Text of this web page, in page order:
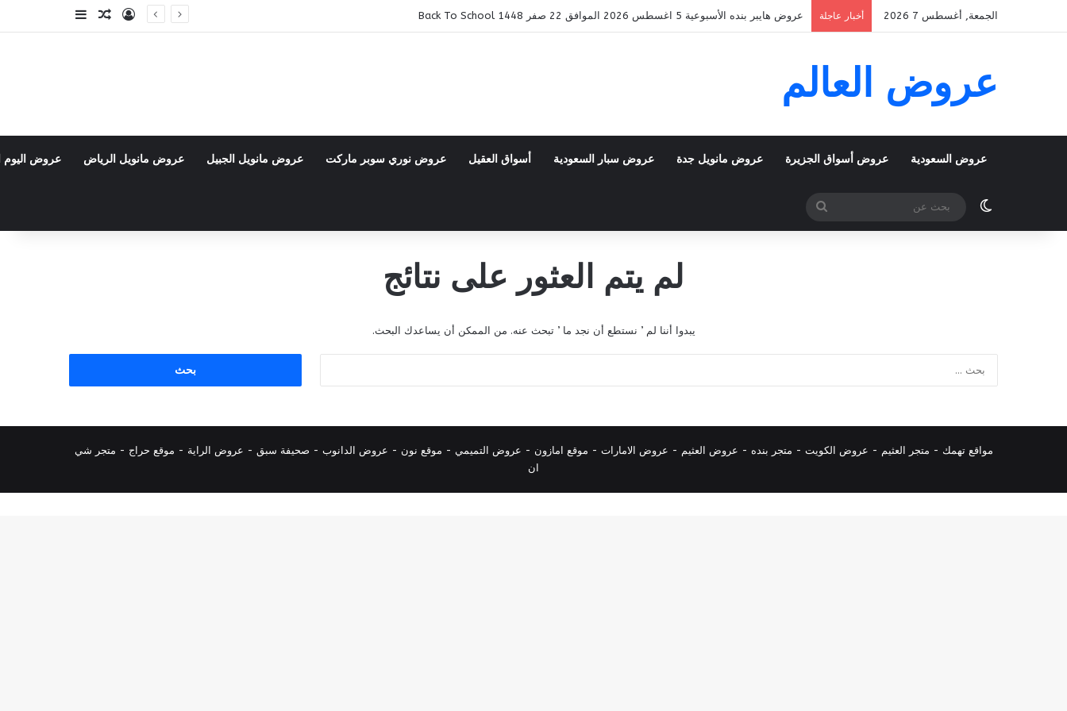
الجمعة, أغسطس 7 2026 أخبار عاجلة عروض هايبر بنده الأسبوعية 5 اغسطس 2026 الموافق 22 صفر 1448 Back To School تسجيل الدخول
مقال عشوائي
إضافة عمود
عروض العالم
عروض السعودية عروض أسواق الجزيرة عروض مانويل جدة عروض سبار السعودية أسواق العقيل عروض نوري سوبر ماركت عروض مانويل الجبيل عروض مانويل الرياض عروض اليوم
الوضع المظلم
بحث
عن
لم يتم العثور على نتائج
يبدوا أننا لم ’ نستطع أن نجد ما ’ تبحث عنه. من الممكن أن يساعدك البحث.
مواقع تهمك - متجر العثيم - عروض الكويت - متجر بنده - عروض العثيم - عروض الامارات - موقع امازون - عروض التميمي - موقع نون - عروض الدانوب - صحيفة سبق - عروض الراية - موقع حراج - متجر شي
ان